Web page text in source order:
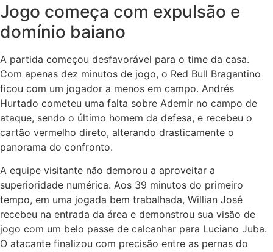
Jogo começa com expulsão e
domínio baiano
A partida começou desfavorável para o time da casa.
Com apenas dez minutos de jogo, o Red Bull Bragantino
ficou com um jogador a menos em campo. Andrés
Hurtado cometeu uma falta sobre Ademir no campo de
ataque, sendo o último homem da defesa, e recebeu o
cartão vermelho direto, alterando drasticamente o
panorama do confronto.
A equipe visitante não demorou a aproveitar a
superioridade numérica. Aos 39 minutos do primeiro
tempo, em uma jogada bem trabalhada, Willian José
recebeu na entrada da área e demonstrou sua visão de
jogo com um belo passe de calcanhar para Luciano Juba.
O atacante finalizou com precisão entre as pernas do